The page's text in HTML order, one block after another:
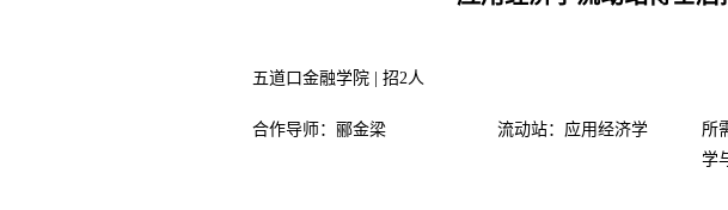
五道口金融学院 | 招2人
合作导师：郦金梁 流动站：应用经济学 所
学